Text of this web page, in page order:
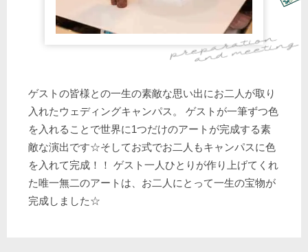
ゲストの皆様との一生の素敵な思い出にお二人が取り
入れたウェディングキャンパス。 ゲストが一筆ずつ色
を入れることで世界に1つだけのアートが完成する素
敵な演出です☆そしてお式でお二人もキャンパスに色
を入れて完成！！ ゲスト一人ひとりが作り上げてくれ
た唯一無二のアートは、お二人にとって一生の宝物が
完成しました☆